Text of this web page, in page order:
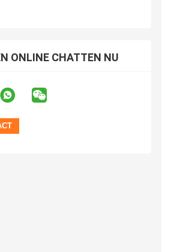
ONLINE CHATTEN NU